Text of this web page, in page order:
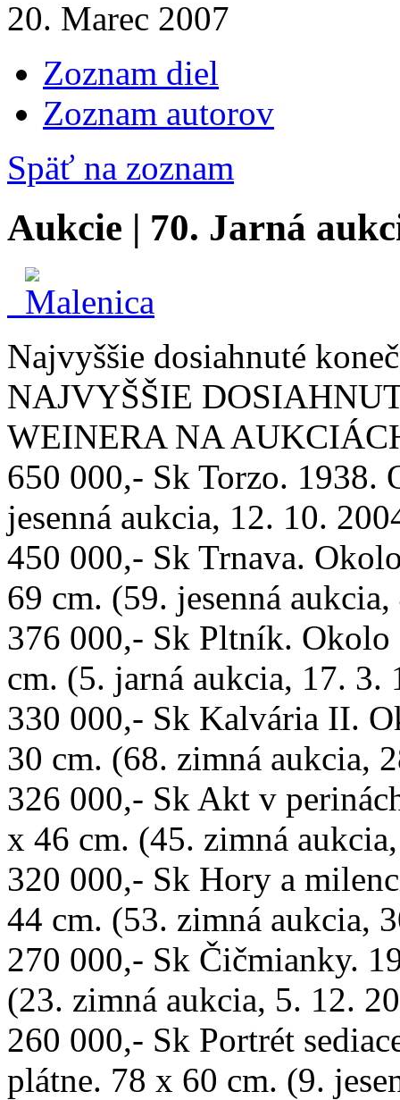
20. Marec 2007
Zoznam diel
Zoznam autorov
Späť na zoznam
Aukcie | 70. Jarná
Najvyššie dosiahnuté
NAJVYŠŠIE
WEINERA NA
650 000,- Sk Torzo. 1938.
jesenná aukcia, 12. 10.
450 000,- Sk Trnava.
69 cm. (59. jesenná
376 000,- Sk Pltník.
cm. (5. jarná aukcia, 17. 3.
330 000,- Sk Kalvária II.
30 cm. (68. zimná aukcia,
326 000,- Sk Akt v
x 46 cm. (45. zimná
320 000,- Sk Hory a
44 cm. (53. zimná aukcia,
270 000,- Sk Čičmianky.
(23. zimná aukcia, 5. 12.
260 000,- Sk Portrét
plátne. 78 x 60 cm. (9.